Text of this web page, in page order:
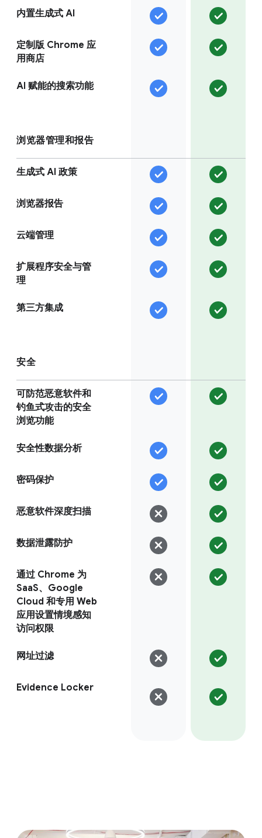
内置生成式 AI
定制版 Chrome 应
用商店
AI 赋能的搜索功能
浏览器管理和报告
生成式 AI 政策
浏览器报告
云端管理
扩展程序安全与管
理
第三方集成
安全
可防范恶意软件和
钓鱼式攻击的安全
浏览功能
安全性数据分析
密码保护
恶意软件深度扫描
数据泄露防护
通过 Chrome 为
SaaS、Google
Cloud 和专用 Web
应用设置情境感知
访问权限
网址过滤
Evidence Locker